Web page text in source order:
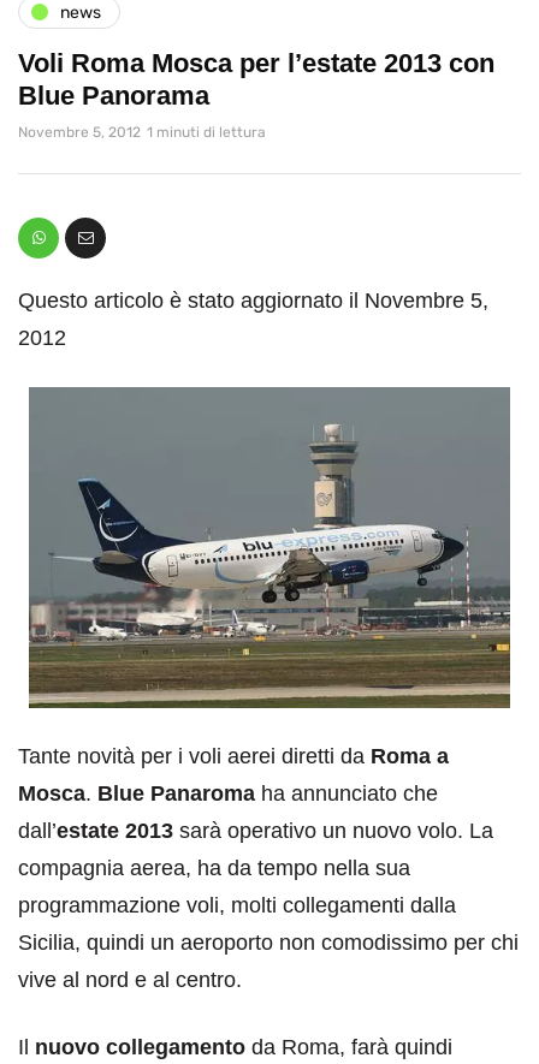
news
Voli Roma Mosca per l’estate 2013 con
Blue Panorama
Novembre 5, 2012 1 minuti di lettura
Questo articolo è stato aggiornato il Novembre 5,
2012
Tante novità per i voli aerei diretti da Roma a
Mosca. Blue Panaroma ha annunciato che
dall’estate 2013 sarà operativo un nuovo volo. La
compagnia aerea, ha da tempo nella sua
programmazione voli, molti collegamenti dalla
Sicilia, quindi un aeroporto non comodissimo per chi
vive al nord e al centro.
Il nuovo collegamento da Roma, farà quindi